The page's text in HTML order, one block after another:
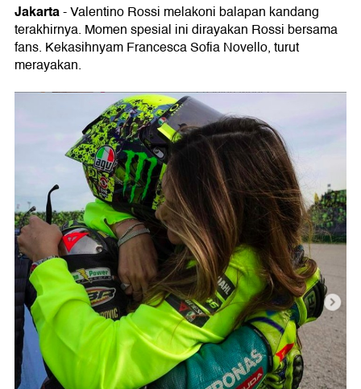
Jakarta- Valentino Rossi melakoni balapan kandang
terakhirnya. Momen spesial ini dirayakan Rossi bersama
fans. Kekasihnyam Francesca Sofia Novello, turut
merayakan.